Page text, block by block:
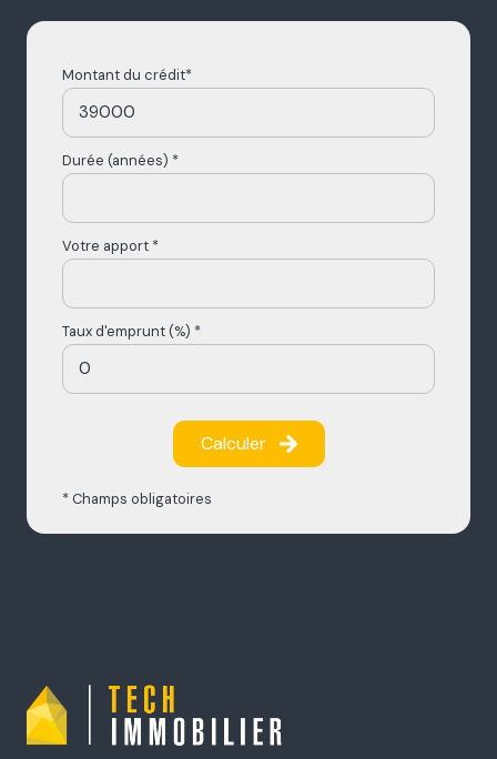
Montant du crédit*
Durée (années) *
Votre apport *
Taux d'emprunt (%) *
Calculer
* Champs obligatoires